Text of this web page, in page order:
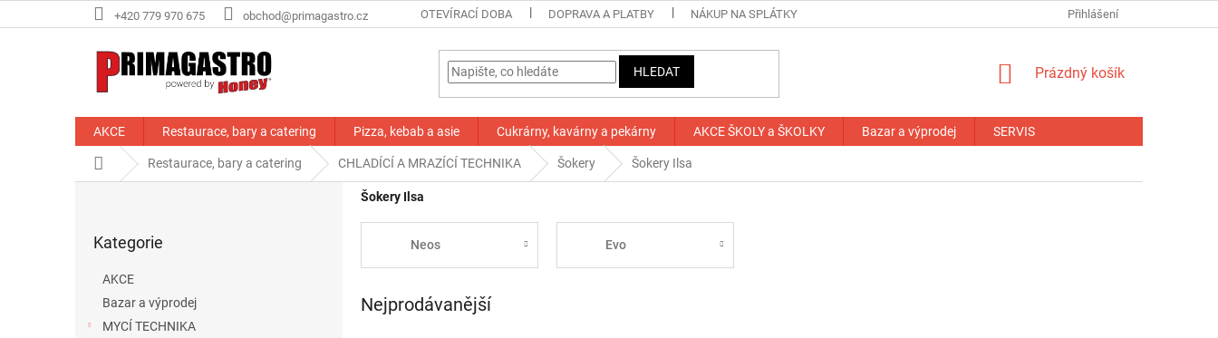
na
+420 779 970 675 obchod@primagastro.cz OTEVÍRACÍ DOBA DOPRAVA A PLATBY NÁKUP NA SPLÁTKY OBCHODNÍ PODMÍNKYPřihlášení
HLEDAT
NÁKUPNÍ
Prázdný košík
AKCE Restaurace, bary a catering Pizza, kebab a asie Cukrárny, kavárny a pekárny AKCE ŠKOLY a ŠKOLKY Bazar a výprodej SERVIS
Domů Restaurace, bary a catering CHLADÍCÍ A MRAZÍCÍ TECHNIKA Šokery Šokery Ilsa
kategorie
Kategorie
AKCE
Bazar a výprodej
MYCÍ TECHNIKA
Šokery Ilsa
Neos Evo
Nejprodávanější